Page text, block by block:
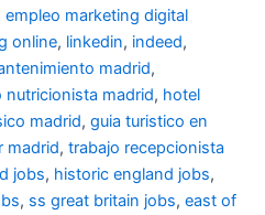
empleo marketing digital
online, linkedin, indeed,
madrid,
nutricionista madrid, hotel
madrid, guia turistico en
madrid, trabajo recepcionista
jobs, historic england jobs,
, ss great britain jobs, east of